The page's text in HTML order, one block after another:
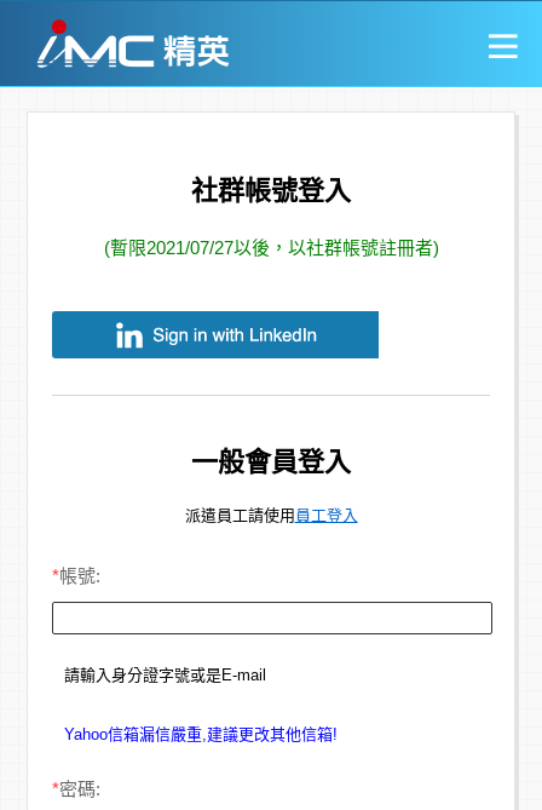
社群帳號登入
(暫限2021/07/27以後，以社群帳號註冊者)
一般會員登入
派遣員工請使用 員工登入
*帳號:
請輸入身分證字號或是E-mail
Yahoo信箱漏信嚴重,建議更改其他信箱!
*密碼: